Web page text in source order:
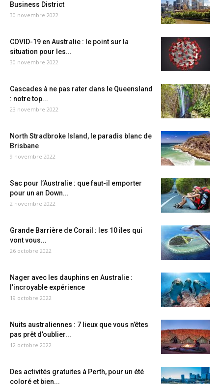
Business District
30 novembre 2022
COVID-19 en Australie : le point sur la
situation pour les...
30 novembre 2022
Cascades à ne pas rater dans le Queensland
: notre top...
23 novembre 2022
North Stradbroke Island, le paradis blanc de
Brisbane
9 novembre 2022
Sac pour l’Australie : que faut-il emporter
pour un an Down...
2 novembre 2022
Grande Barrière de Corail : les 10 îles qui
vont vous...
26 octobre 2022
Nager avec les dauphins en Australie :
l’incroyable expérience
19 octobre 2022
Nuits australiennes : 7 lieux que vous n’êtes
pas prêt d’oublier...
12 octobre 2022
Des activités gratuites à Perth, pour un été
coloré et bien...